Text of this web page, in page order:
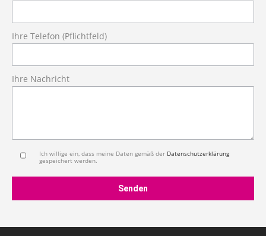
Ihre Telefon (Pflichtfeld)
Ihre Nachricht
Ich willige ein, dass meine Daten gemäß der Datenschutzerklärung
gespeichert werden.